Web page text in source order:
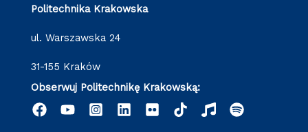
Politechnika Krakowska
ul. Warszawska 24
31-155 Kraków
Obserwuj Politechnikę Krakowską: